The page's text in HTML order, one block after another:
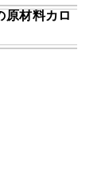
原材料カロ